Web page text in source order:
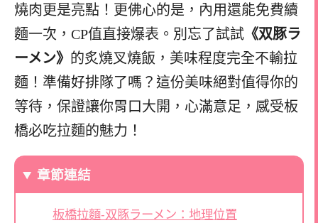
燒肉更是亮點！更佛心的是，內用還能免費續
麵一次，CP值直接爆表。別忘了試試 《双豚ラ
ーメン》 的炙燒叉燒飯，美味程度完全不輸拉
麵！準備好排隊了嗎？這份美味絕對值得你的
等待，保證讓你胃口大開，心滿意足，感受板
橋必吃拉麵的魅力！
章節連結
板橋拉麵-双豚ラーメン：地理位置